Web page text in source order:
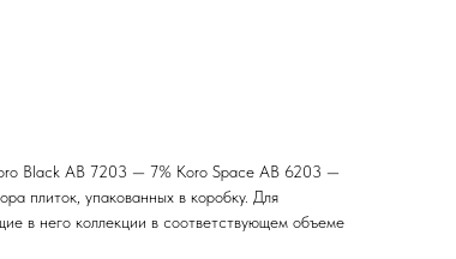
Black AB 7203 — 7% Koro Space AB 6203 —
плиток, упакованных в коробку. Для
в него коллекции в соответствующем объеме